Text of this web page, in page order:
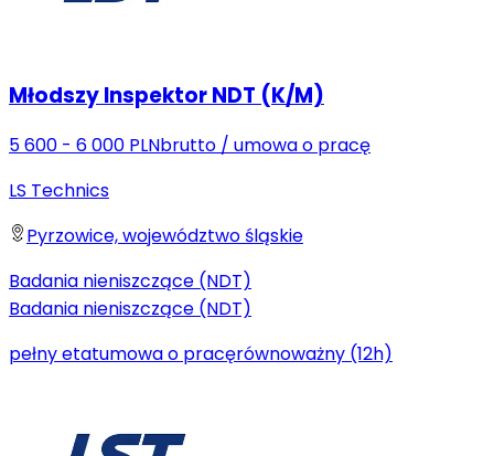
Młodszy Inspektor NDT (K/M)
5 600 - 6 000 PLNbrutto / umowa o pracę
LS Technics
Pyrzowice, województwo śląskie
Badania nieniszczące (NDT)
Badania nieniszczące (NDT)
pełny etatumowa o pracęrównoważny (12h)